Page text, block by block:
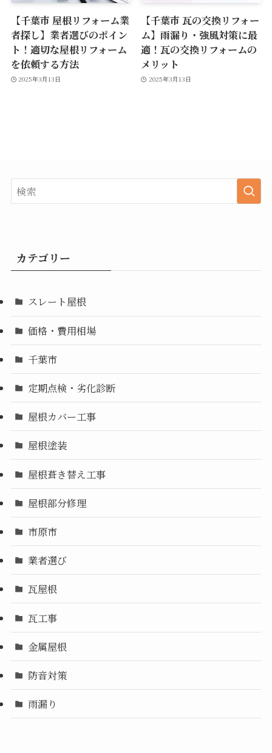
【千葉市 屋根リフォーム業
者探し】業者選びのポイン
ト！適切な屋根リフォーム
を依頼する方法
2025年3月13日
【千葉市 瓦の交換リフォー
ム】雨漏り・強風対策に最
適！瓦の交換リフォームの
メリット
2025年3月13日
カテゴリー
スレート屋根
価格・費用相場
千葉市
定期点検・劣化診断
屋根カバー工事
屋根塗装
屋根葺き替え工事
屋根部分修理
市原市
業者選び
瓦屋根
瓦工事
金属屋根
防音対策
雨漏り